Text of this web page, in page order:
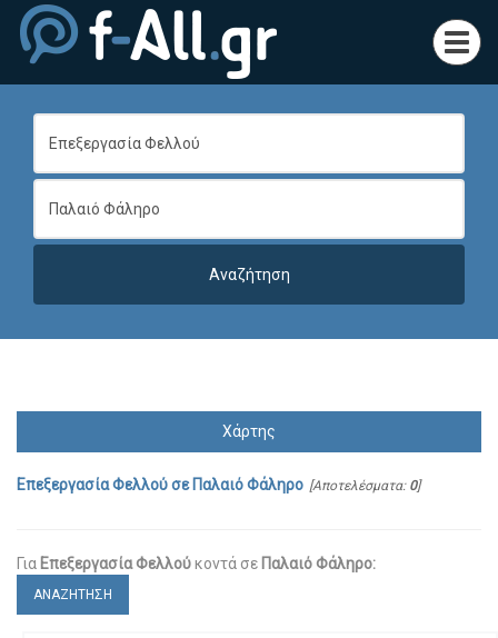
Χάρτης
Επεξεργασία Φελλούσε Παλαιό Φάληρο [Αποτελέσματα: 0]
Για Επεξεργασία Φελλούκοντά σε Παλαιό Φάληρο:
ΑΝΑΖΗΤΗΣΗ